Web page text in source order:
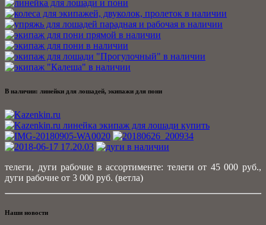
В наличии: линейки для лошадей, экипажи для пони
телеги, дуги рабочие в ассортименте: телеги от 45 000 руб.,
дуги рабочие от 3 000 руб. (ветла)
Наши новости